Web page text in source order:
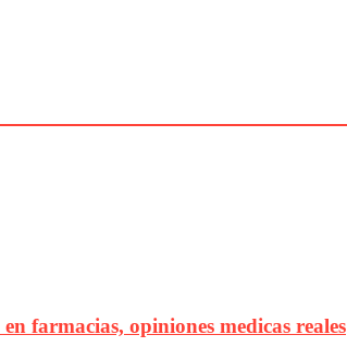
farmacias, opiniones medicas reales